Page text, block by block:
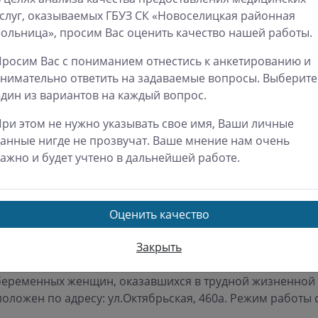
часов ежедневно, кроме субботы и воскресенья
края.
и детства является профилактика абортов и
края.
крае во всех женских консультациях
в трудной жизненной ситуации, где наряду с
юристы.
общего числа абортов, сохранению
детей, а также предупреждению отказов
в трудной жизненной ситуации, которым
могут обратиться в медицинские
женщин, оказавшихся в трудной
по адресу: ул.Октябрьская, 460а. Режим
оказываемых ГБУЗ СК «Новоселицкая районная
просим Вас оценить качество нашей работы.
Вас с пониманием отнестись к анкетированию и
ответить на задаваемые вопросы. Выберите
из вариантов на каждый вопрос.
этом не нужно указывать свое имя, Ваши личные
нигде не прозвучат. Ваше мнение нам очень
и будет учтено в дальнейшей работе.
Оценить качество
Закрыть